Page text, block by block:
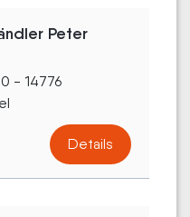
Peter
- 14776
Details